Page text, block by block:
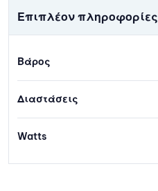
Επιπλέον πληροφορίες
Βάρος
Διαστάσεις
Watts